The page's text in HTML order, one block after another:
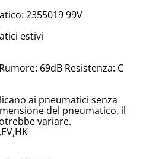
2355019 99V
estivi
69dB Resistenza: C
ai pneumatici senza
del pneumatico, il
variare.